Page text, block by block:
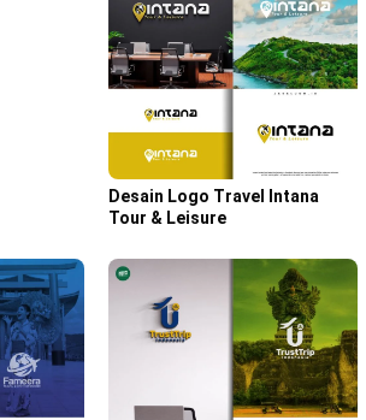
Desain Logo Travel Intana
Tour & Leisure